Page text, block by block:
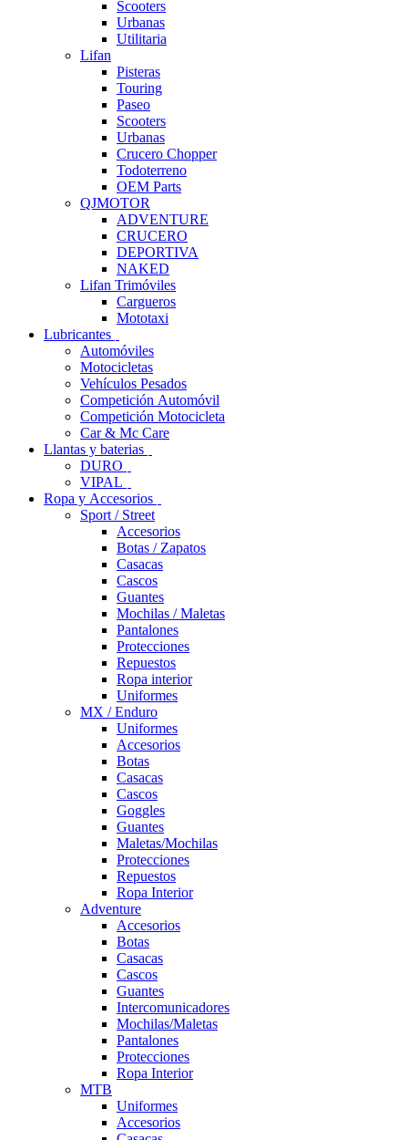
Scooters
Urbanas
Utilitaria
Lifan
Pisteras
Touring
Paseo
Scooters
Urbanas
Crucero Chopper
Todoterreno
OEM Parts
QJMOTOR
ADVENTURE
CRUCERO
DEPORTIVA
NAKED
Lifan Trimóviles
Cargueros
Mototaxi
Lubricantes
Automóviles
Motocicletas
Vehículos Pesados
Competición Automóvil
Competición Motocicleta
Car & Mc Care
Llantas y baterias
DURO
VIPAL
Ropa y Accesorios
Sport / Street
Accesorios
Botas / Zapatos
Casacas
Cascos
Guantes
Mochilas / Maletas
Pantalones
Protecciones
Repuestos
Ropa interior
Uniformes
MX / Enduro
Uniformes
Accesorios
Botas
Casacas
Cascos
Goggles
Guantes
Maletas/Mochilas
Protecciones
Repuestos
Ropa Interior
Adventure
Accesorios
Botas
Casacas
Cascos
Guantes
Intercomunicadores
Mochilas/Maletas
Pantalones
Protecciones
Ropa Interior
MTB
Uniformes
Accesorios